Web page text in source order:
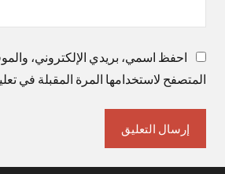
احفظ اسمي، بريدي الإلكتروني،
المتصفح لاستخدامها المرة المقبلة في